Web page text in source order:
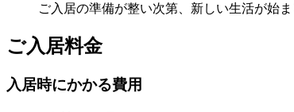
ご入居の準備が整い次第、新しい生活が始
ご入居料金
入居時にかかる費用